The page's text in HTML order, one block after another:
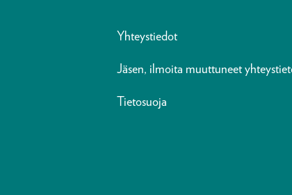
Yhteystiedot
Jäsen, ilmoita muuttuneet
Tietosuoja